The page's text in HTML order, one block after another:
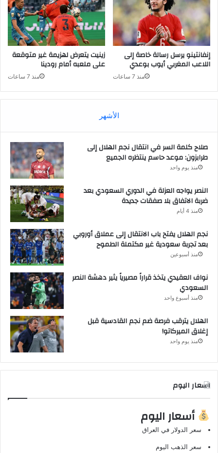
زينيت يتعرض لهزيمة غير متوقعة
على ملعبه أمام رودينا
منذ 7 ساعات
إنفانتينو يرسل رسالة خاصة إلى
اللاعب المغربي أيوب بوعدي
منذ 7 ساعات
الأشهر
صلاح كلمة السر في انتقال نجم الهلال إلى
طرابزون: موعد حاسم ينتظره الجميع
منذ يوم واحد
النصر يواجه العزلة في الدوري السعودي بعد
ضربة الاتفاق بلا صفقات جديدة
منذ 4 أيام
نجم الهلال يفتح باب الانتقال إلى عملاق أوروبي
بعد تجربة سعودية غير مكتملة الطموح
منذ أسبوعين
نواف العقيدي يتخذ قراراً مصيرياً يثير دهشة النصر
السعودي
منذ أسبوع واحد
الهلال يترقب فرصة ضم نجم القادسية قبل
إغلاق الميركاتو!
منذ يوم واحد
اسعار اليوم
أسعار اليوم
سعر الدولار في العراق
سعر الذهب اليوم